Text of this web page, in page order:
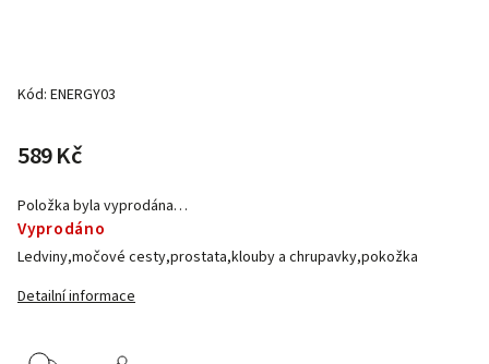
Kód: ENERGY03
589 Kč
Vyprodáno
Položka byla vyprodána…
Ledviny,močové cesty,prostata,klouby a chrupavky,pokožka
Detailní informace